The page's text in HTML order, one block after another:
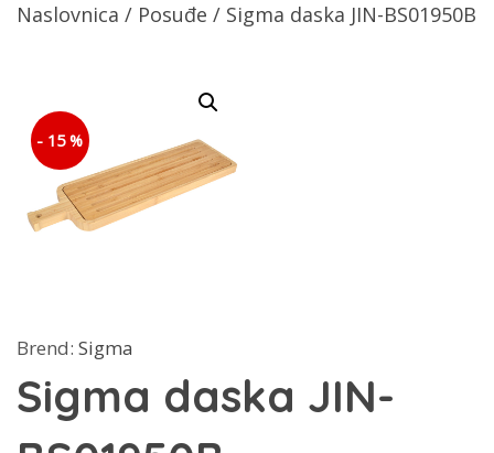
Naslovnica / Posuđe / Sigma daska JIN-BS01950B
- 15 %
Brend: Sigma
Sigma daska JIN-